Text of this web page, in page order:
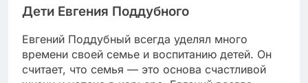
Дети Евгения Поддубного
Евгений Поддубный всегда уделял много
времени своей семье и воспитанию детей. Он
считает, что семья — это основа счастливой